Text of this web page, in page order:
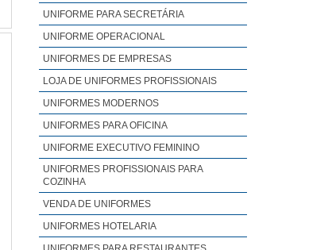
UNIFORME PARA SECRETÁRIA
UNIFORME OPERACIONAL
UNIFORMES DE EMPRESAS
LOJA DE UNIFORMES PROFISSIONAIS
UNIFORMES MODERNOS
UNIFORMES PARA OFICINA
UNIFORME EXECUTIVO FEMININO
UNIFORMES PROFISSIONAIS PARA
COZINHA
VENDA DE UNIFORMES
UNIFORMES HOTELARIA